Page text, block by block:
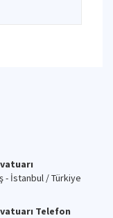
- İstanbul / Türkiye
Telefon